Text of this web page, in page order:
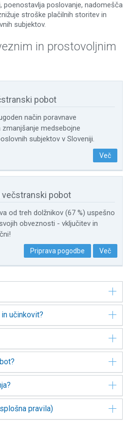
poenostavlja poslovanje, nadomešča
stroške plačilnih storitev in
subjektov.
in prostovoljnim
pobot
način poravnave
medsebojne
subjektov v Sloveniji.
Več
pobot
od treh dolžnikov (67 %) uspešno
obveznosti - vključitev in
Priprava pogodbe Več
učinkovit?
pravila)